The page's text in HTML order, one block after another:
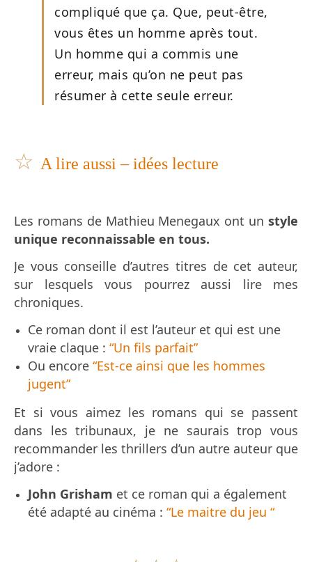
compliqué que ça. Que, peut-être,
vous êtes un homme après tout.
Un homme qui a commis une
erreur, mais qu’on ne peut pas
résumer à cette seule erreur.
☆ A lire aussi – idées lecture
Les romans de Mathieu Menegaux ont un style
unique reconnaissable en tous.
Je vous conseille d’autres titres de cet auteur,
sur lesquels vous pourrez aussi lire mes
chroniques.
Ce roman dont il est l’auteur et qui est une
vraie claque : “Un fils parfait”
Ou encore “Est-ce ainsi que les hommes
jugent”
Et si vous aimez les romans qui se passent
dans les tribunaux, je ne saurais trop vous
recommander les thrillers d’un autre auteur que
j’adore :
John Grisham et ce roman qui a également
été adapté au cinéma : “Le maitre du jeu “